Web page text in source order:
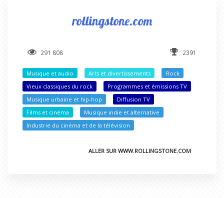
rollingstone.com
291 808 2391
Musique et audio Arts et divertissements
Rock
Vieux classiques du rock
Programmes et émissions TV
Musique urbaine et hip-hop
Diffusion TV
Films et cinéma
Musique indie et alternative
Industrie du cinéma et de la télévision
ALLER SUR WWW.ROLLINGSTONE.COM